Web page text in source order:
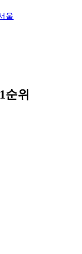
순위